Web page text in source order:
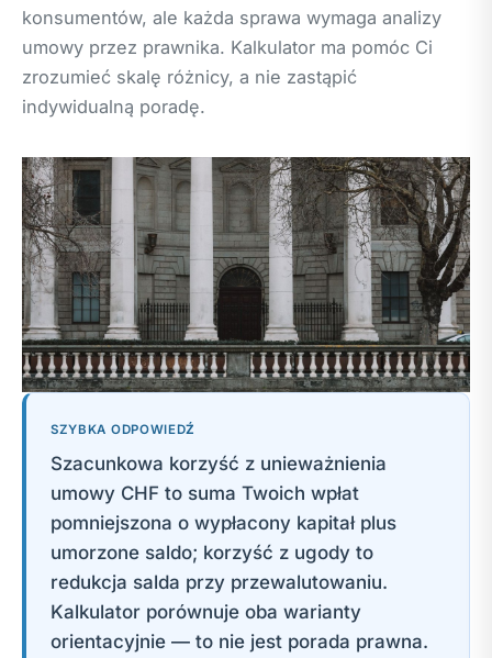
konsumentów, ale każda sprawa wymaga analizy
umowy przez prawnika. Kalkulator ma pomóc Ci
zrozumieć skalę różnicy, a nie zastąpić
indywidualną poradę.
SZYBKA ODPOWIEDŹ
Szacunkowa korzyść z unieważnienia
umowy CHF to suma Twoich wpłat
pomniejszona o wypłacony kapitał plus
umorzone saldo; korzyść z ugody to
redukcja salda przy przewalutowaniu.
Kalkulator porównuje oba warianty
orientacyjnie — to nie jest porada prawna.